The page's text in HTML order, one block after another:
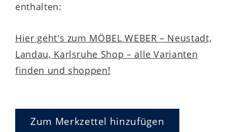
enthalten:
Hier geht's zum MÖBEL WEBER – Neustadt,
Landau, Karlsruhe Shop – alle Varianten
finden und shoppen!
Zum Merkzettel hinzufügen